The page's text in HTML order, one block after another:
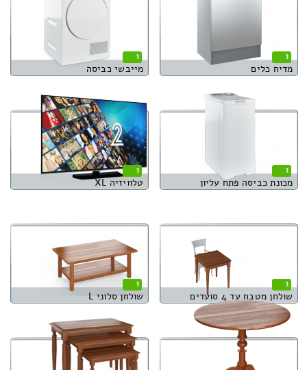
1
מדיח כלים
1
מייבשי כביסה
1
מכונת כביסה פתח עליון
1
טלוויזיה XL
1
שולחן מטבח עד 4 סועדים
1
שולחן סלוני L